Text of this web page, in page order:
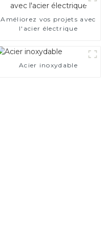
Améliorez vos projets avec
l'acier électrique
Acier inoxydable